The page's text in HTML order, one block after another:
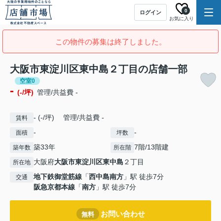
ログイン
お気に入り
0
この物件の募集は終了しました。
大阪市東淀川区東中島２丁目の店舗一部
空室0
- (-/坪) 管理/共益費 -
賃料 - (-/坪) 管理/共益費 -
面積 - 坪数 -
築年数 築33年 所在階 7階/13階建
所在地 大阪府大阪市東淀川区東中島 ２丁目
交通 地下鉄御堂筋線 「西中島南方 」駅 徒歩7分
阪急京都本線 「南方 」駅 徒歩7分
無料 お問い合わせ